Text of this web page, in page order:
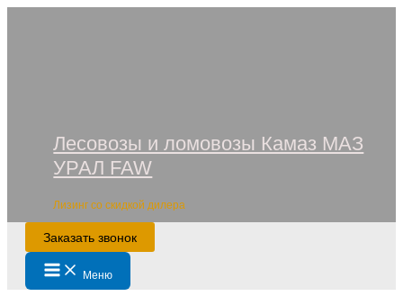
Лесовозы и ломовозы Камаз МАЗ
УРАЛ FAW
Лизинг со скидкой дилера
Заказать звонок
Main
Menu Меню